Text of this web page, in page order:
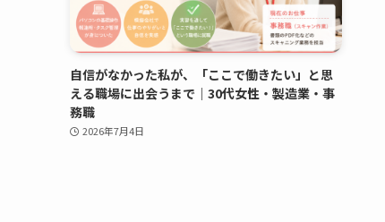
自信がなかった私が、「ここで働きたい」と思
える職場に出会うまで｜30代女性・製造業・事
務職
2026年7月4日